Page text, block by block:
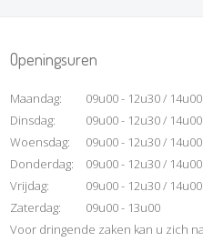
Openingsuren
Maandag:
09u00 - 12u30 /
Dinsdag:
09u00 - 12u30 /
Woensdag:
09u00 - 12u30 /
Donderdag:
09u00 - 12u30 /
Vrijdag:
09u00 - 12u30 /
Zaterdag:
09u00 - 13u00
Voor dringende zaken kan u zich